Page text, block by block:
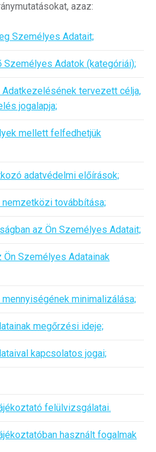
azaz:
Személyes Adatait;
Személyes Adatok (kategóriái);
tervezett célja,
jogalapja;
mellett felfedhetjük
adatvédelmi előírások;
továbbítása;
az Ön Személyes Adatait;
Személyes Adatainak
minimalizálása;
megőrzési ideje;
kapcsolatos jogai;
felülvizsgálatai.
használt fogalmak